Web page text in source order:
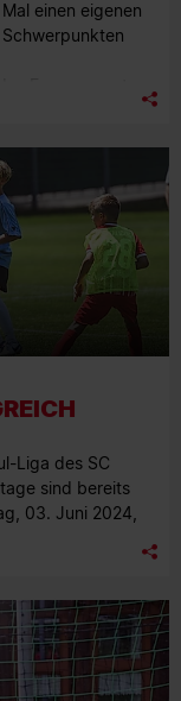
einen eigenen
wirtschaftlichen
Liga des SC
sind bereits
03. Juni 2024,